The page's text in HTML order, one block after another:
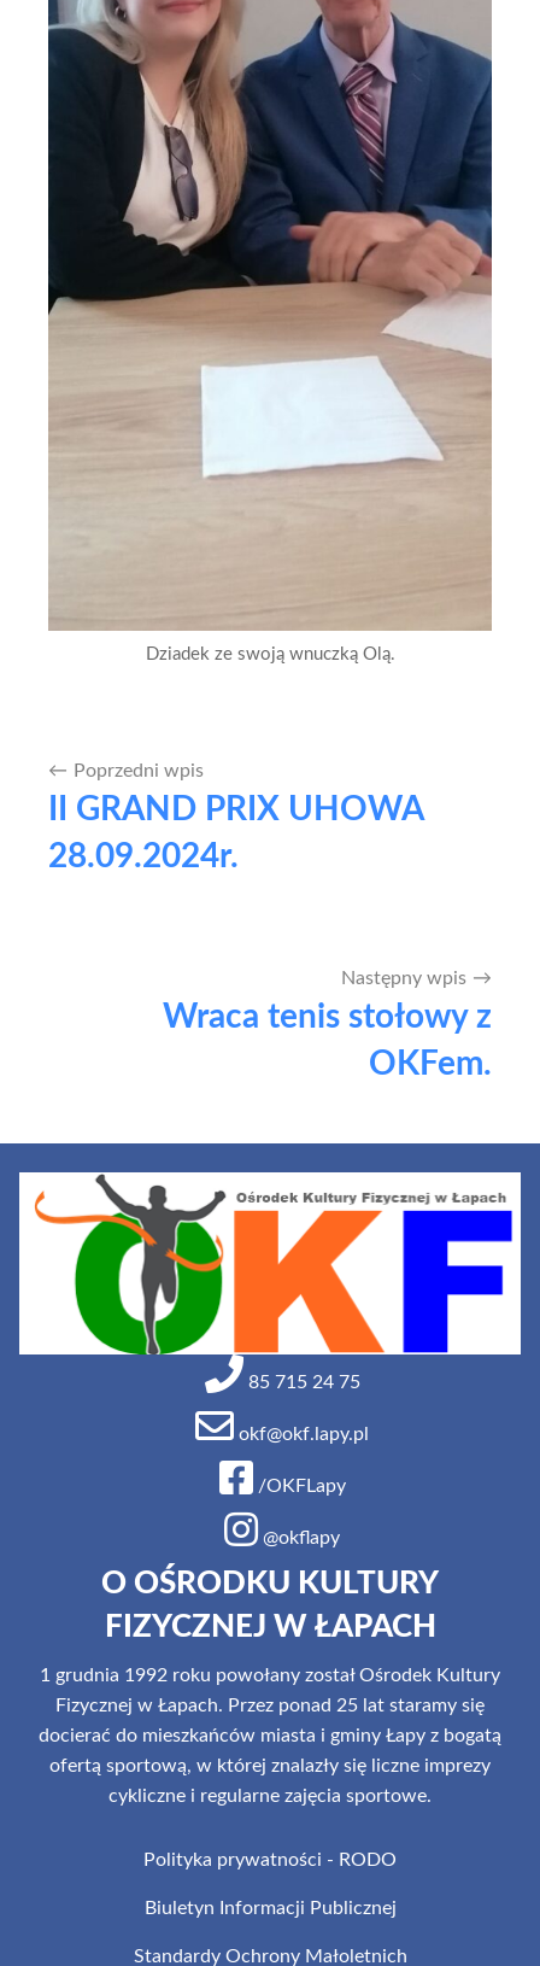
Dziadek ze swoją wnuczką Olą.
Nawigacja
wpisu
Poprzedni wpis
II GRAND PRIX UHOWA
28.09.2024r.
Następny wpis
Wraca tenis stołowy z
OKFem.
85 715 24 75
okf@okf.lapy.pl
/OKFLapy
@okflapy
O OŚRODKU KULTURY
FIZYCZNEJ W ŁAPACH
1 grudnia 1992 roku powołany został Ośrodek Kultury
Fizycznej w Łapach. Przez ponad 25 lat staramy się
docierać do mieszkańców miasta i gminy Łapy z bogatą
ofertą sportową, w której znalazły się liczne imprezy
cykliczne i regularne zajęcia sportowe.
Polityka prywatności - RODO
Biuletyn Informacji Publicznej
Standardy Ochrony Małoletnich